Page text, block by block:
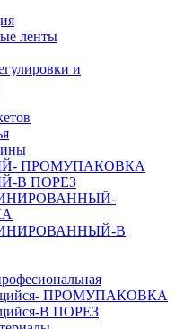
ленты
и
ПРОМУПАКОВКА
В ПОРЕЗ
В
ПРОМУПАКОВКА
В ПОРЕЗ